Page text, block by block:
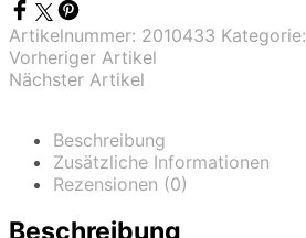
Artikelnummer: 2010433 Kategorie:
Vorheriger Artikel
Nächster Artikel
Beschreibung
Zusätzliche Informationen
Rezensionen (0)
Beschreibung